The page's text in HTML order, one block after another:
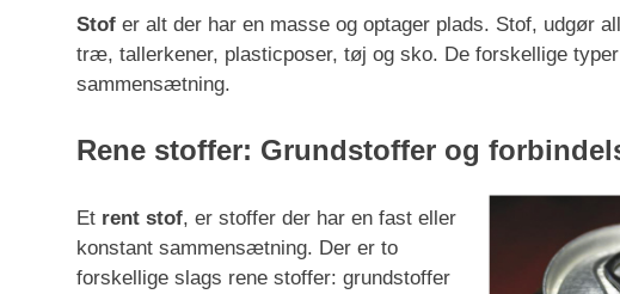
Stof er alt der har en masse og optager plads. Stof, udgør
træ, tallerkener, plasticposer, tøj og sko. De forskellige
sammensætning.
Rene stoffer: Grundstoffer og
Et rent stof, er stoffer der har en fast eller
konstant sammensætning. Der er to
forskellige slags rene stoffer: grundstoffer